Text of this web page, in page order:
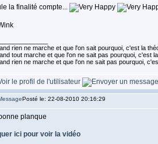
la finalité compte...
rien ne marche et que l'on sait pourquoi, c'est la
tout marche et que l'on ne sait pas pourquoi, c'est
rien ne marche et que l'on ne sait pas pourquoi,
Posté le: 22-08-2010 20:16:29
planque
ici pour voir la vidéo